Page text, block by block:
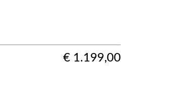
€ 1.199,00